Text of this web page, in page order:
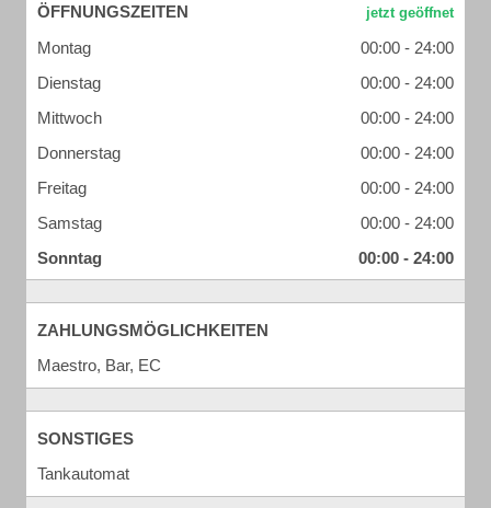
ÖFFNUNGSZEITEN
Montag
00:00 - 24:00
Dienstag
00:00 - 24:00
Mittwoch
00:00 - 24:00
Donnerstag
00:00 - 24:00
Freitag
00:00 - 24:00
Samstag
00:00 - 24:00
Sonntag
00:00 - 24:00
ZAHLUNGSMÖGLICHKEITEN
Maestro, Bar, EC
SONSTIGES
Tankautomat